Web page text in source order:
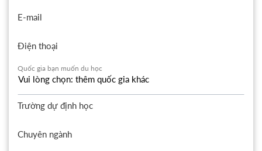
E-mail
Điện thoại
Quốc gia bạn muốn du học
Trường dự định học
Chuyên ngành